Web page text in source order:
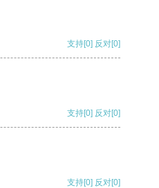
支持[0] 反对[0]
支持[0] 反对[0]
支持[0] 反对[0]